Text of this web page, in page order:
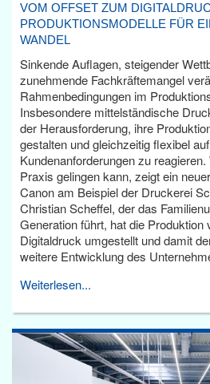
VOM OFFSET ZUM
PRODUKTIONSMODELLE FÜR
WANDEL
Sinkende Auflagen, steigender
zunehmende Fachkräftemangel
Rahmenbedingungen im
Insbesondere mittelständische
der Herausforderung, ihre
gestalten und gleichzeitig flexibel
Kundenanforderungen zu
Praxis gelingen kann, zeigt ein
Canon am Beispiel der Druckerei
Christian Scheffel, der das
Generation führt, hat die Produktion
Digitaldruck umgestellt und damit
weitere Entwicklung des
Weiterlesen...